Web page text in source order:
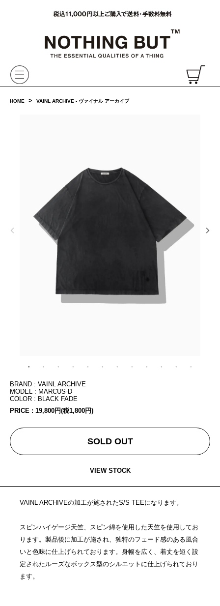
HOME > VAINL ARCHIVE - ヴァイナル アーカイブ
BRAND : VAINL ARCHIVE
MODEL : MARCUS-D
COLOR : BLACK FADE
PRICE : 19,800円(税1,800円)
SOLD OUT
VIEW STOCK
VAINL ARCHIVEの加工が施されたS/S TEEになります。
スピンハイゲージ天竺、スピン綿を使用した天竺を使用してお
ります。製品後に加工が施され、独特のフェード感のある風合
いと色味に仕上げられております。身幅を広く、着丈を短く設
定されたルーズなボックス型のシルエットに仕上げられており
ます。